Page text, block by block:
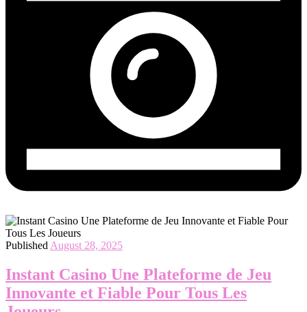
Published August 28, 2025
Instant Casino Une Plateforme de Jeu
Innovante et Fiable Pour Tous Les